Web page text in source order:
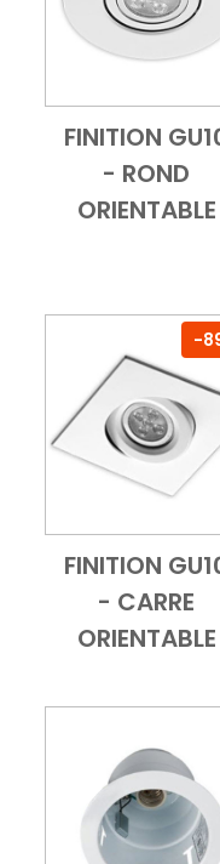
Add toVue
FINITION
- ROND
ORIENTABLE
-
Add toVue
FINITION
- CARRE
ORIENTABLE